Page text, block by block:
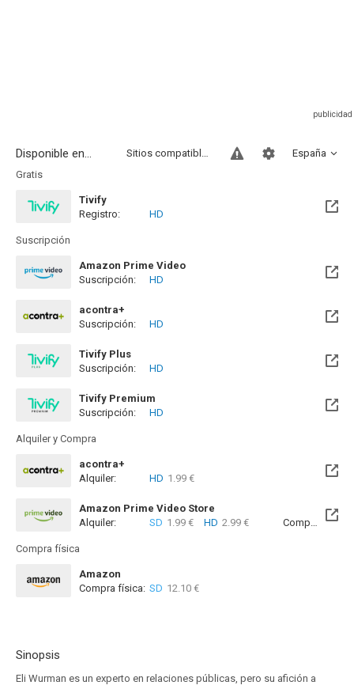
Disponible en... España
Sitios compatibles
Gratis
Tivify
Disponible hasta el Dom, 30 Dic 2029 (Quedan 3 años)
Registro: HD
Suscripción
Amazon Prime Video
Suscripción:
HD
acontra+
Suscripción:
HD
Tivify Plus
Disponible hasta el Dom, 30 Dic 2029 (Quedan 3 años)
Suscripción: HD
Tivify Premium
Disponible hasta el Dom, 30 Dic 2029 (Quedan 3 años)
Suscripción: HD
Alquiler y Compra
acontra+
Alquiler:
HD 1.99 €
Amazon Prime Video Store
Alquiler:
SD 1.99 € HD 2.99 € Compra: SD
Compra física
Amazon
Compra física: SD 12.10 €
Sinopsis
Eli Wurman es un experto en relaciones públicas, pero su afición a